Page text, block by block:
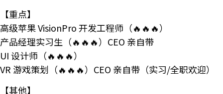
【重点】
高级苹果 VisionPro 开发工程师（🔥🔥🔥）
产品经理实习生（🔥🔥🔥）CEO 亲自带
UI 设计师（🔥🔥🔥）
VR 游戏策划（🔥🔥🔥）CEO 亲自带（实习/全职欢迎）
【其他】